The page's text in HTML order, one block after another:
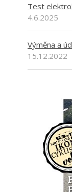
Test
4.6.2025
Výměna a
15.12.2022